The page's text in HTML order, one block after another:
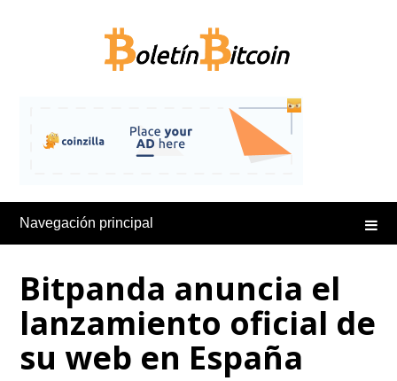
Navegación principal
Bitpanda anuncia el
lanzamiento oficial de
su web en España